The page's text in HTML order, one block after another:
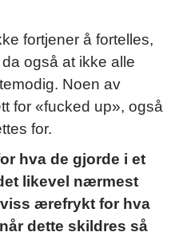
fortjener å fortelles,
også at ikke alle
Noen av
for «fucked up», også
for.
hva de gjorde i et
likevel nærmest
ærefrykt for hva
dette skildres så